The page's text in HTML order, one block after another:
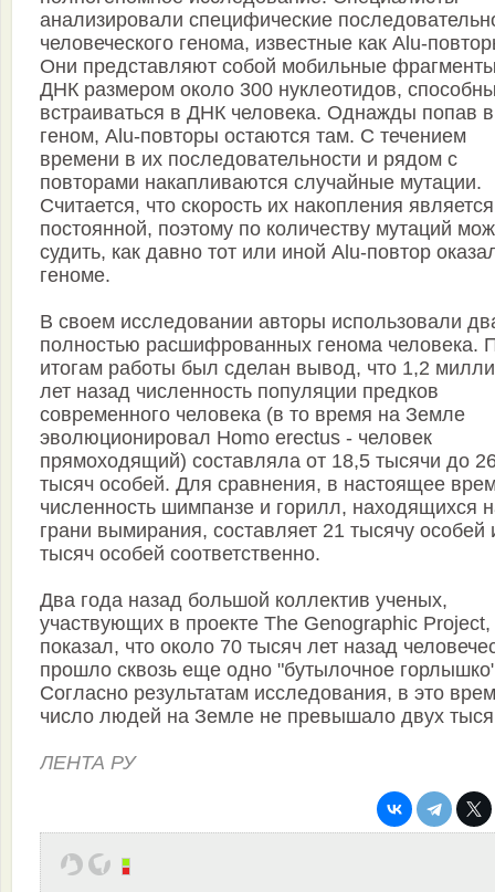
анализировали специфические
человеческого генома, известные как Alu-
Они представляют собой мобильные
ДНК размером около 300 нуклеотидов,
встраиваться в ДНК человека. Однажды попав в
геном, Alu-повторы остаются там. С течением
времени в их последовательности и рядом с
повторами накапливаются случайные мутации.
Считается, что скорость их накопления является
постоянной, поэтому по количеству мутаций
судить, как давно тот или иной Alu-повтор
геноме.
В своем исследовании авторы использовали
полностью расшифрованных генома человека.
итогам работы был сделан вывод, что 1,2
лет назад численность популяции предков
современного человека (в то время на Земле
эволюционировал Homo erectus - человек
прямоходящий) составляла от 18,5 тысячи до
тысяч особей. Для сравнения, в настоящее
численность шимпанзе и горилл, находящихся
грани вымирания, составляет 21 тысячу особей
тысяч особей соответственно.
Два года назад большой коллектив ученых,
участвующих в проекте The Genographic Project,
показал, что около 70 тысяч лет назад
прошло сквозь еще одно "бутылочное
Согласно результатам исследования, в это
число людей на Земле не превышало двух
ЛЕНТА РУ